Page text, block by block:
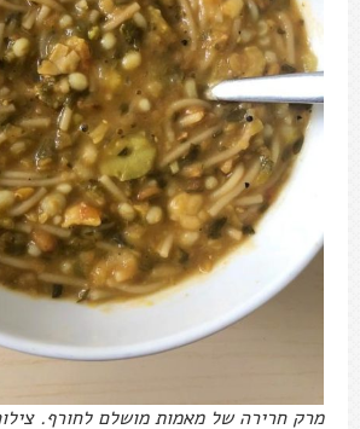
מרק חרירה של מאמות מושלם לחורף.